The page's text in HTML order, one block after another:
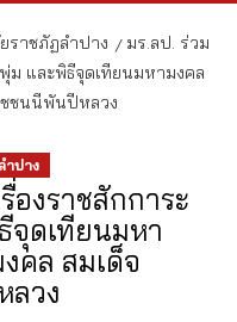
ราชภัฏลำปาง
มร.ลป. ร่วม
ม และพิธีจุดเทียนมหามงคล
ชชนนีพันปีหลวง
ปาง
องราชสักการะ
จุดเทียนมหา
คล สมเด็จ
ลวง